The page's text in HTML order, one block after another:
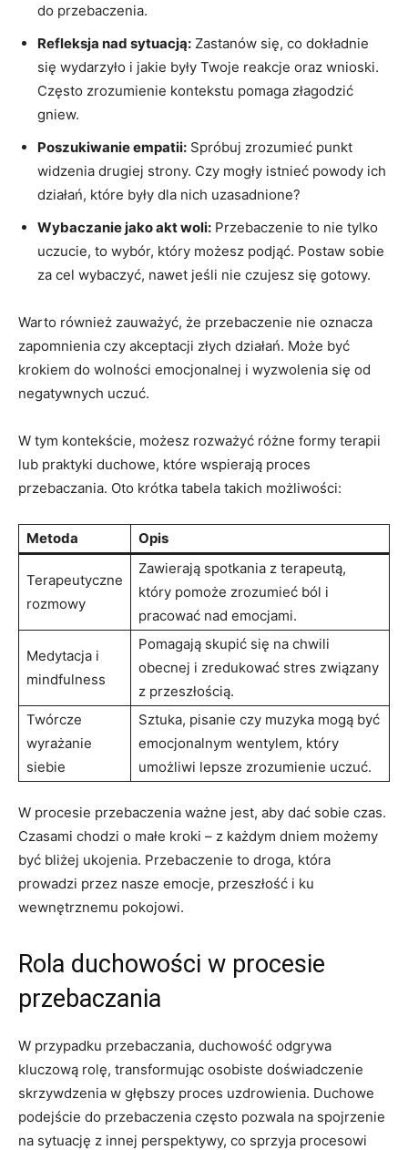
do przebaczenia.
Refleksja nad‍ sytuacją: Zastanów⁣ się, co dokładnie‍
się wydarzyło i jakie były Twoje reakcje oraz​ wnioski.
Często zrozumienie kontekstu pomaga złagodzić
gniew.
Poszukiwanie empatii: Spróbuj zrozumieć punkt
widzenia ⁢drugiej strony. Czy mogły istnieć ‌powody ‌ich
‍działań, które⁣ były dla nich uzasadnione?
Wybaczanie jako akt woli: Przebaczenie to nie tylko⁣
uczucie, to wybór, który możesz⁣ podjąć. Postaw ⁣sobie
za cel wybaczyć, nawet ‌jeśli nie czujesz się gotowy.
Warto również zauważyć, że przebaczenie nie oznacza
zapomnienia czy akceptacji złych działań. Może być
krokiem do wolności emocjonalnej i‌ wyzwolenia się od‍
negatywnych uczuć.
W tym kontekście, możesz rozważyć różne formy terapii
lub praktyki duchowe, które wspierają proces
przebaczania. Oto krótka ‌tabela takich⁣ możliwości:
Metoda Opis
Terapeutyczne
rozmowy
Zawierają spotkania z ‍terapeutą,
który pomoże zrozumieć ból i
pracować⁤ nad‍ emocjami.
Medytacja ⁣i
mindfulness
Pomagają skupić się na chwili
obecnej i zredukować ⁢stres związany
z przeszłością.
Twórcze⁣
wyrażanie
siebie
Sztuka, pisanie⁢ czy muzyka⁢ mogą być
emocjonalnym ​wentylem, który
umożliwi lepsze zrozumienie uczuć.
W procesie przebaczenia ważne jest, aby dać sobie czas.
⁣Czasami chodzi o małe kroki – z każdym dniem możemy
być bliżej ukojenia. ⁤Przebaczenie to droga, która‌
prowadzi przez nasze emocje, przeszłość i ku
wewnętrznemu pokojowi.
Rola duchowości ​w procesie
przebaczania
W przypadku​ przebaczania, duchowość odgrywa
kluczową rolę, transformując osobiste ​doświadczenie
skrzywdzenia w ⁤głębszy proces uzdrowienia. Duchowe
⁤podejście do przebaczenia często pozwala na spojrzenie
na sytuację ​z innej perspektywy, co sprzyja procesowi ​